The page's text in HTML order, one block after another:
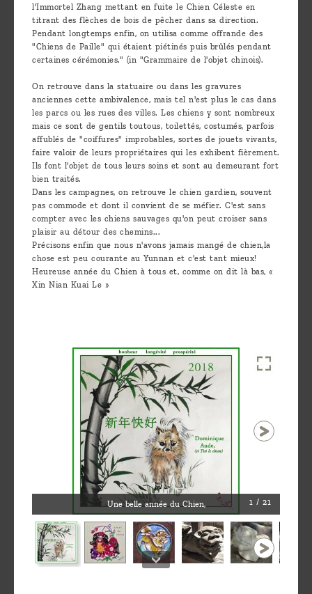
l'Immortel Zhang mettant en fuite le Chien Céleste en
titrant des flèches de bois de pêcher dans sa direction.
Pendant longtemps enfin, on utilisa comme offrande des
"Chiens de Paille" qui étaient piétinés puis brûlés pendant
certaines cérémonies." (in "Grammaire de l'objet chinois).
On retrouve dans la statuaire ou dans les gravures
anciennes cette ambivalence, mais tel n'est plus le cas dans
les parcs ou les rues des villes. Les chiens y sont nombreux
mais ce sont de gentils toutous, toilettés, costumés, parfois
affublés de "coiffures" improbables, sortes de jouets vivants,
faire valoir de leurs propriétaires qui les exhibent fièrement.
Ils font l'objet de tous leurs soins et sont au demeurant fort
bien traités.
Dans les campagnes, on retrouve le chien gardien, souvent
pas commode et dont il convient de se méfier. C'est sans
compter avec les chiens sauvages qu'on peut croiser sans
plaisir au détour des chemins...
Précisons enfin que nous n'avons jamais mangé de chien,la
chose est peu courante au Yunnan et c'est tant mieux!
Heureuse année du Chien à tous et, comme on dit là bas, «
Xin Nian Kuai Le »
Une belle année du Chien, 1 / 21